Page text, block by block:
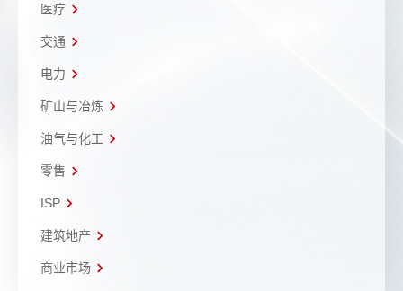
医疗
交通
电力
矿山与冶炼
油气与化工
零售
ISP
建筑地产
商业市场